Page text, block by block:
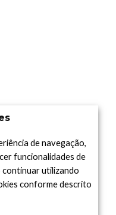
de navegação,
funcionalidades de
continuar utilizando
conforme descrito